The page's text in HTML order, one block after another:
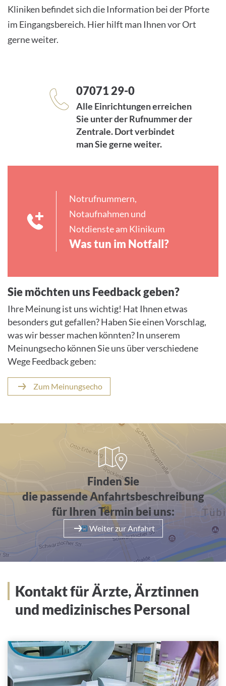
Kliniken befindet sich die Information bei der Pforte
im Eingangsbereich. Hier hilft man Ihnen vor Ort
gerne weiter.
07071 29-0
Alle Einrichtungen erreichen
Sie unter der Rufnummer der
Zentrale. Dort verbindet
man Sie gerne weiter.
Notrufnummern,
Notaufnahmen und
Notdienste am Klinikum
Was tun im Notfall?
Sie möchten uns Feedback geben?
Ihre Meinung ist uns wichtig! Hat Ihnen etwas
besonders gut gefallen? Haben Sie einen Vorschlag,
was wir besser machen könnten? In unserem
Meinungsecho können Sie uns über verschiedene
Wege Feedback geben:
Zum Meinungsecho
Finden Sie
die passende Anfahrtsbeschreibung
für Ihren Termin bei uns:
Weiter zur Anfahrt
Kontakt für Ärzte, Ärztinnen
und medizinisches Personal